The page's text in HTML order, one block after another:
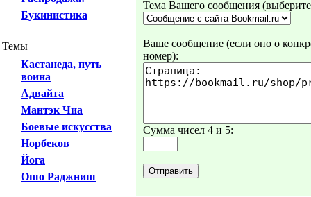
Букинистика
Темы
Кастанеда, путь
воина
Адвайта
Мантэк Чиа
Боевые искусства
Норбеков
Йога
Ошо Раджниш
Тема Вашего сообщения
Ваше сообщение (если оно о
номер):
Сумма чисел 4 и 5: